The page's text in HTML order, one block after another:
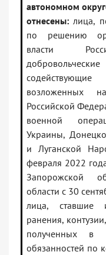
автономном
отнесены: лица,
по решению
власти
возложенных
Российской
военной
Украины,
и Луганской
февраля 2022
Запорожской
области с 30
лица, ставшие
ранения,
полученных в
обязанностей по